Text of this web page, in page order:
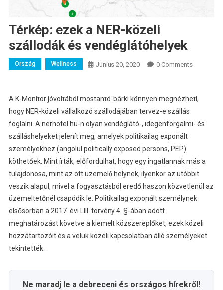
Térkép: ezek a NER-közeli
szállodák és vendéglátóhelyek
Ország Wellness Június 20, 2020 0 Comments
A K-Monitor jóvoltából mostantól bárki könnyen megnézheti,
hogy NER-közeli vállalkozó szállodájában tervez-e szállás
foglalni. A nerhotel.hu-n olyan vendéglátó-, idegenforgalmi- és
szálláshelyeket jelenít meg, amelyek politikailag exponált
személyekhez (angolul politically exposed persons, PEP)
köthetőek. Mint írták, előfordulhat, hogy egy ingatlannak más a
tulajdonosa, mint az ott üzemelő helynek, ilyenkor az utóbbit
veszik alapul, mivel a fogyasztásból eredő haszon közvetlenül az
üzemeltetőnél csapódik le. Politikailag exponált személynek
elsősorban a 2017. évi LIII. törvény 4. §-ában adott
meghatározást követve a kiemelt közszereplőket, ezek közeli
hozzátartozóit és a velük közeli kapcsolatban álló személyeket
tekintették.
Ne maradj le a debreceni és országos hírekről!